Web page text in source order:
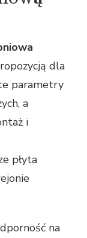
dla
parametry
a
i
płyta
na